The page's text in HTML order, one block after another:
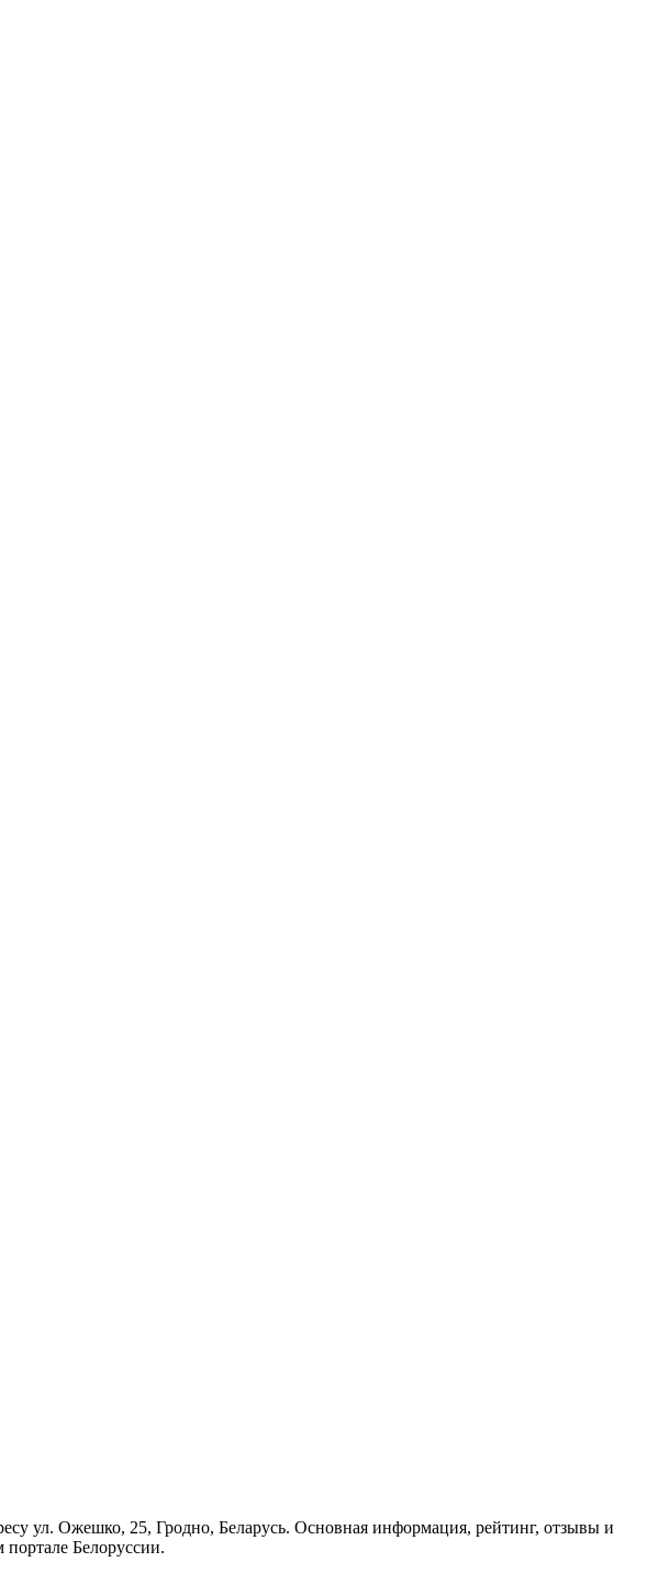
ул. Ожешко, 25, Гродно, Беларусь. Основная информация, рейтинг, отзывы и
Белоруссии.